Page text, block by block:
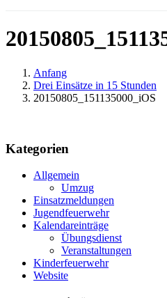
Anfang
Drei Einsätze in 15 Stunden
20150805_151135000_iOS
Kategorien
Allgemein
Umzug
Einsatzmeldungen
Jugendfeuerwehr
Kalendareinträge
Übungsdienst
Veranstaltungen
Kinderfeuerwehr
Website